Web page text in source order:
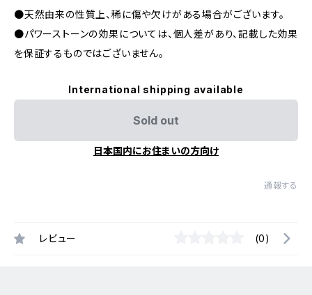
●天然由来の性質上、稀に傷や欠けがある場合がございます。
●パワーストーンの効果については、個人差があり、記載した効果
を保証するものではございません。
International shipping available
Sold out
日本国内にお住まいの方向け
通報する
レビュー (0)